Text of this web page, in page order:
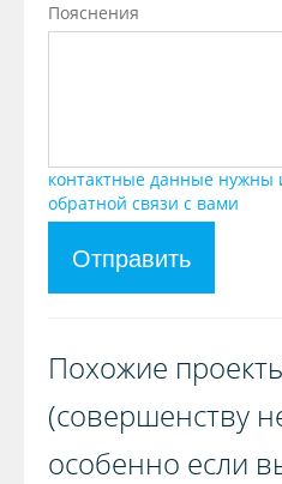
Пояснения
контактные данные нужны
обратной связи с вами
Отправить
Похожие
(совершенству
особенно если